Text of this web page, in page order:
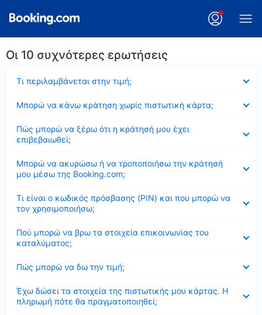
Οι 10 συχνότερες ερωτήσεις
Τι περιλαμβάνεται στην τιμή;
Μπορώ να κάνω κράτηση χωρίς πιστωτική κάρτα;
Πώς μπορώ να ξέρω ότι η κράτησή μου έχει
επιβεβαιωθεί;
Μπορώ να ακυρώσω ή να τροποποιήσω την κράτησή
μου μέσω της Booking.com;
Τι είναι ο κωδικός πρόσβασης (PIN) και που μπορώ να
τον χρησιμοποιήσω;
Πού μπορώ να βρω τα στοιχεία επικοινωνίας του
καταλύματος;
Πώς μπορώ να δω την τιμή;
Έχω δώσει τα στοιχεία της πιστωτικής μου κάρτας. Η
πληρωμή πότε θα πραγματοποιηθεί;